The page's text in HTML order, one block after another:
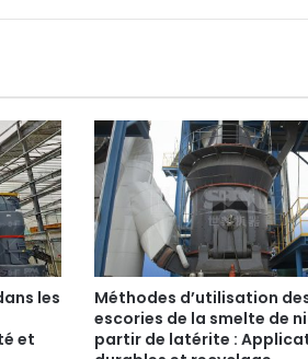
les
et
Méthodes d’utilisation
escories de la smelte de
partir de latérite :